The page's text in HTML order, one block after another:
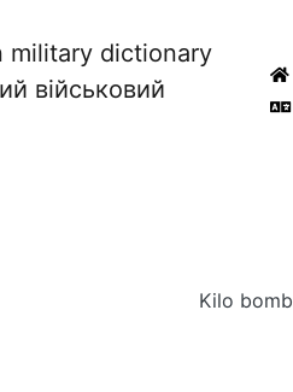
military dictionary
військовий
Kilo bomb